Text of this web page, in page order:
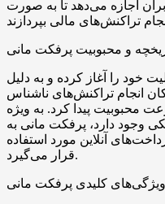
اجازه می‌دهد تا به صورت
و محبوبیت پرفکت مانی
از سال 2007 فعالیت خود را آغاز کرده و به دلیل
انجام تراکنش‌های ناشناس
محبوبیت پیدا کرد. به ویژه
وجود دارد، پرفکت مانی به
آنلاین مورد استفاده
قرار می‌گیرد.